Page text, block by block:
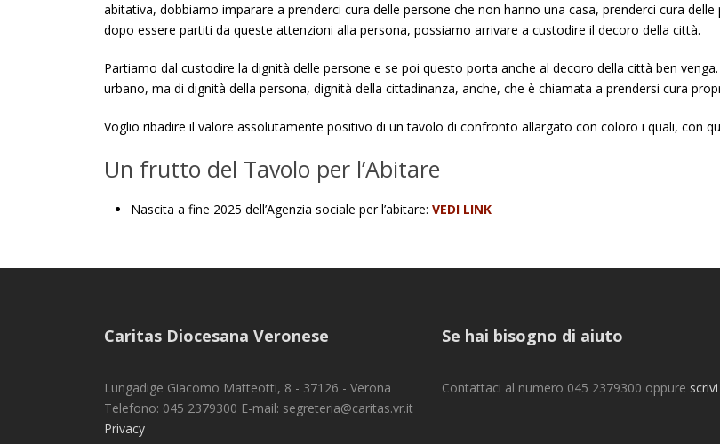
abitativa, dobbiamo imparare a prenderci cura delle persone che non hanno una casa, prenderci cura
dopo essere partiti da queste attenzioni alla persona, possiamo arrivare a custodire il decoro della città.
Partiamo dal custodire la dignità delle persone e se poi questo porta anche al decoro della città ben
urbano, ma di dignità della persona, dignità della cittadinanza, anche, che è chiamata a prendersi cura
Voglio ribadire il valore assolutamente positivo di un tavolo di confronto allargato con coloro i quali, con
Un frutto del Tavolo per l’Abitare
Nascita a fine 2025 dell’Agenzia sociale per l’abitare: VEDI LINK
Caritas Diocesana Veronese
Lungadige Giacomo Matteotti, 8 - 37126 - Verona
Telefono: 045 2379300 E-mail: segreteria@caritas.vr.it
Privacy
Se hai bisogno di aiuto
Contattaci al numero 045 2379300 oppure